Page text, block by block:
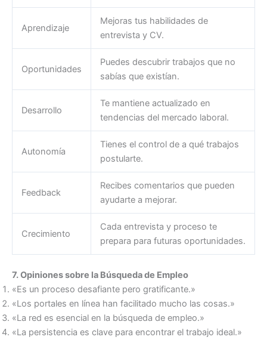
Aprendizaje
Mejoras tus habilidades de
entrevista y CV.
Oportunidades
Puedes descubrir trabajos que no
sabías que existían.
Desarrollo
Te mantiene actualizado en
tendencias del mercado laboral.
Autonomía
Tienes el control de a qué trabajos
postularte.
Feedback
Recibes comentarios que pueden
ayudarte a mejorar.
Crecimiento
Cada entrevista y proceso te
prepara para futuras oportunidades.
7. Opiniones sobre la Búsqueda de Empleo
«Es un proceso desafiante pero gratificante.»
«Los portales en línea han facilitado mucho las cosas.»
«La red es esencial en la búsqueda de empleo.»
«La persistencia es clave para encontrar el trabajo ideal.»